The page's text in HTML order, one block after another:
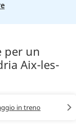
per un
Aix-les-
in treno